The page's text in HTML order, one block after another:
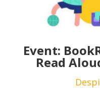
Event:
Read